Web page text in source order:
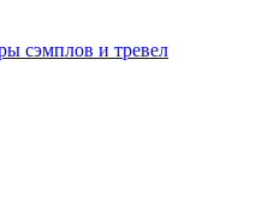
сэмплов и тревел